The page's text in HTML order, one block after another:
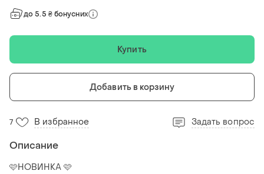
до 5.5 ₴ бонусних
Купить
Добавить в корзину
7 В избранное Задать вопрос
Описание
🩷НОВИНКА 🩷